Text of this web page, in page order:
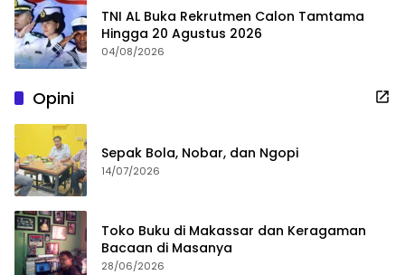
TNI AL Buka Rekrutmen Calon Tamtama
Hingga 20 Agustus 2026
04/08/2026
Opini
Sepak Bola, Nobar, dan Ngopi
14/07/2026
Toko Buku di Makassar dan Keragaman
Bacaan di Masanya
28/06/2026